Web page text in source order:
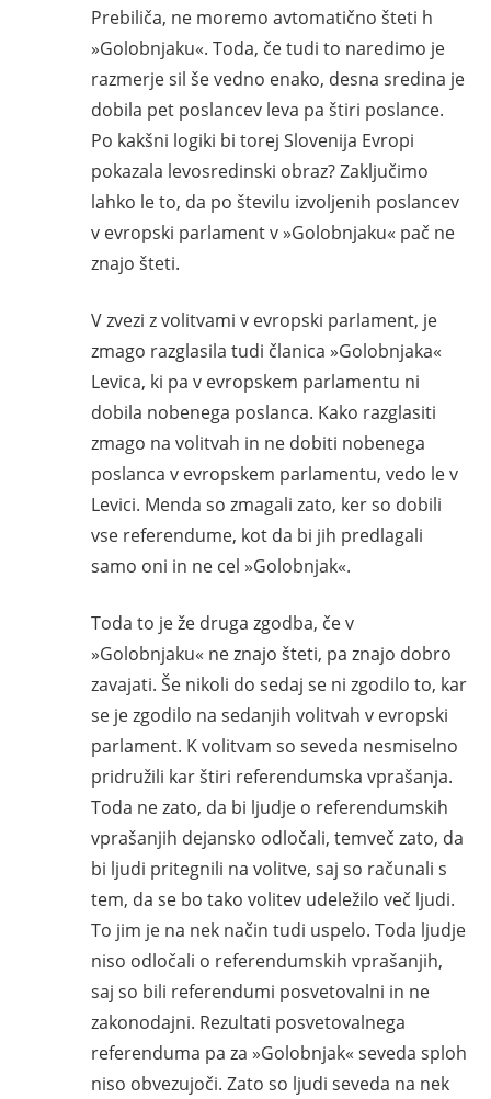
Prebiliča, ne moremo avtomatično šteti h
»Golobnjaku«. Toda, če tudi to naredimo je
razmerje sil še vedno enako, desna sredina je
dobila pet poslancev leva pa štiri poslance.
Po kakšni logiki bi torej Slovenija Evropi
pokazala levosredinski obraz? Zaključimo
lahko le to, da po številu izvoljenih poslancev
v evropski parlament v »Golobnjaku« pač ne
znajo šteti.
V zvezi z volitvami v evropski parlament, je
zmago razglasila tudi članica »Golobnjaka«
Levica, ki pa v evropskem parlamentu ni
dobila nobenega poslanca. Kako razglasiti
zmago na volitvah in ne dobiti nobenega
poslanca v evropskem parlamentu, vedo le v
Levici. Menda so zmagali zato, ker so dobili
vse referendume, kot da bi jih predlagali
samo oni in ne cel »Golobnjak«.
Toda to je že druga zgodba, če v
»Golobnjaku« ne znajo šteti, pa znajo dobro
zavajati. Še nikoli do sedaj se ni zgodilo to, kar
se je zgodilo na sedanjih volitvah v evropski
parlament. K volitvam so seveda nesmiselno
pridružili kar štiri referendumska vprašanja.
Toda ne zato, da bi ljudje o referendumskih
vprašanjih dejansko odločali, temveč zato, da
bi ljudi pritegnili na volitve, saj so računali s
tem, da se bo tako volitev udeležilo več ljudi.
To jim je na nek način tudi uspelo. Toda ljudje
niso odločali o referendumskih vprašanjih,
saj so bili referendumi posvetovalni in ne
zakonodajni. Rezultati posvetovalnega
referenduma pa za »Golobnjak« seveda sploh
niso obvezujoči. Zato so ljudi seveda na nek